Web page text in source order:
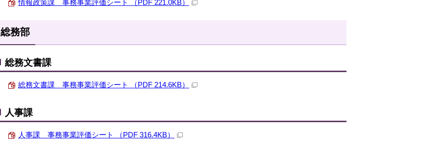
情報政策課 事務事業評価シート （PDF 221.0KB）
総務部
総務文書課
総務文書課 事務事業評価シート （PDF 214.6KB）
人事課
人事課 事務事業評価シート （PDF 316.4KB）